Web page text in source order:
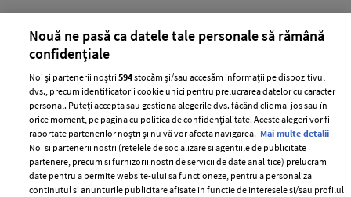
PARTENERI
Nouă ne pasă ca datele tale personale să rămână
confidențiale
Noi și partenerii noștri594stocăm și/sau accesăm informații pe dispozitivul
dvs., precum identificatorii cookie unici pentru prelucrarea datelor cu caracter
personal. Puteți accepta sau gestiona alegerile dvs. făcând clic mai jos sau în
orice moment, pe pagina cu politica de confidențialitate. Aceste alegeri vor fi
raportate partenerilor noștri și nu vă vor afecta navigarea. Mai multe detalii
Noi si partenerii nostri (retelele de socializare si agentiile de publicitate
partenere, precum si furnizorii nostri de servicii de date analitice) prelucram
date pentru a permite website-ului sa functioneze, pentru a personaliza
continutul si anunturile publicitare afisate in functie de interesele si/sau profilul